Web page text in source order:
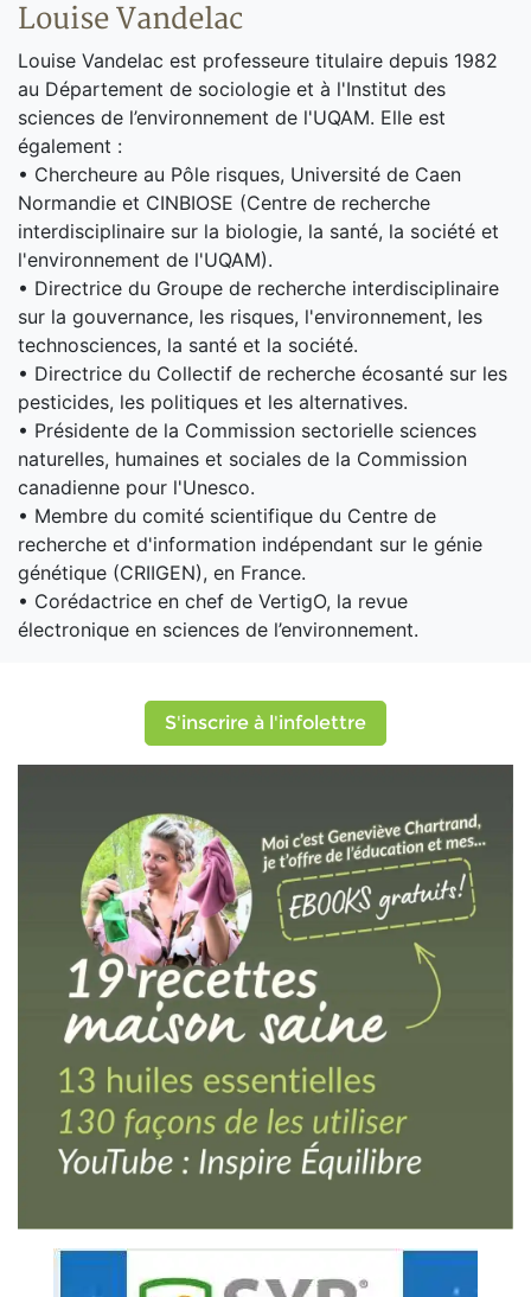
Louise Vandelac
Louise Vandelac est professeure titulaire depuis 1982
au Département de sociologie et à l'Institut des
sciences de l’environnement de l'UQAM. Elle est
également :
• Chercheure au Pôle risques, Université de Caen
Normandie et CINBIOSE (Centre de recherche
interdisciplinaire sur la biologie, la santé, la société et
l'environnement de l'UQAM).
• Directrice du Groupe de recherche interdisciplinaire
sur la gouvernance, les risques, l'environnement, les
technosciences, la santé et la société.
• Directrice du Collectif de recherche écosanté sur les
pesticides, les politiques et les alternatives.
• Présidente de la Commission sectorielle sciences
naturelles, humaines et sociales de la Commission
canadienne pour l'Unesco.
• Membre du comité scientifique du Centre de
recherche et d'information indépendant sur le génie
génétique (CRIIGEN), en France.
• Corédactrice en chef de VertigO, la revue
électronique en sciences de l’environnement.
S'inscrire à l'infolettre